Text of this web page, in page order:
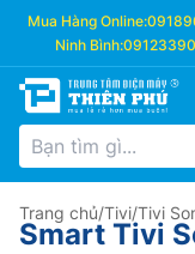
Mua Hàng Online:
Ninh Bình:
Trang chủ/Tivi/Tivi
Smart Tivi